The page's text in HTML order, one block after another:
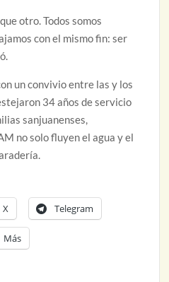
otro. Todos somos
con el mismo fin: ser
un convivio entre las y los
34 años de servicio
sanjuanenses,
no solo fluyen el agua y el
X Telegram
Más